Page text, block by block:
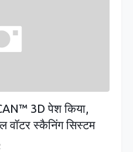
3D पेश किया,
वॉटर स्कैनिंग सिस्टम